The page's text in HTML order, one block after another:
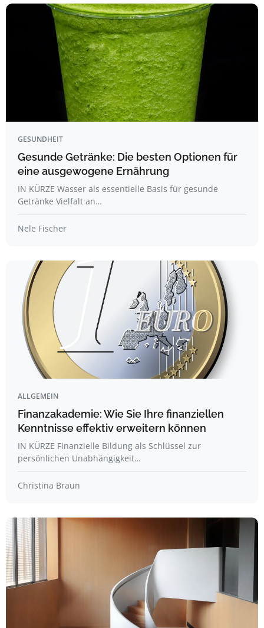
GESUNDHEIT
Gesunde Getränke: Die besten Optionen für
eine ausgewogene Ernährung
IN KÜRZE Wasser als essentielle Basis für gesunde
Getränke Vielfalt an…
Nele Fischer
ALLGEMEIN
Finanzakademie: Wie Sie Ihre finanziellen
Kenntnisse effektiv erweitern können
IN KÜRZE Finanzielle Bildung als Schlüssel zur
persönlichen Unabhängigkeit…
Christina Braun